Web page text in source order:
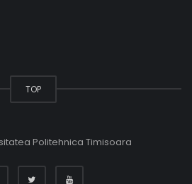
TOP
Politehnica Timisoara